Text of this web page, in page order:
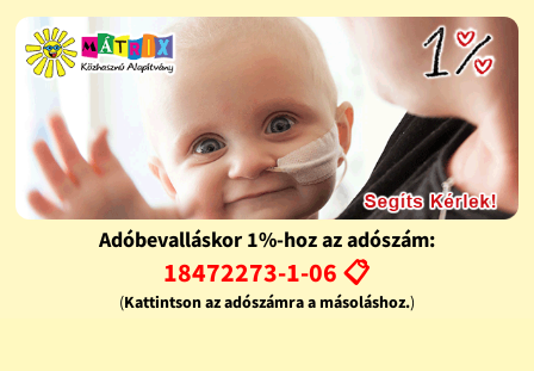
Adóbevalláskor 1%-hoz az adószám:
18472273-1-06 📋
(Kattintson az adószámra a másoláshoz.)